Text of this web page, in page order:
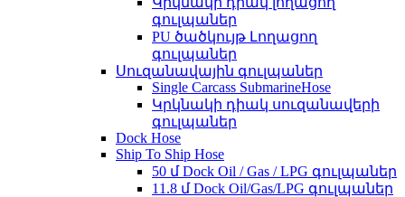
գուլպաներ
PU ծածկույթ Լողացող
գուլպաներ
Սուզանավային գուլպաներ
Single Carcass SubmarineHose
Կրկնակի դիակ սուզանավերի
գուլպաներ
Dock Hose
Ship To Ship Hose
50 մ Dock Oil / Gas / LPG գուլպաներ
11.8 մ Dock Oil/Gas/LPG գուլպաներ